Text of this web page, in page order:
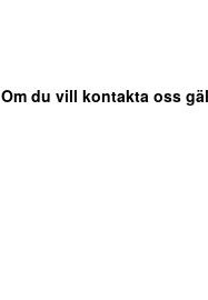
Om du vill kontakta oss